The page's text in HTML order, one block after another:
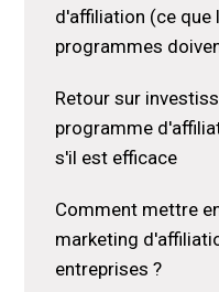
d'affiliation (ce que
programmes
Retour sur
programme
s'il est efficace
Comment mettre
marketing
entreprises ?